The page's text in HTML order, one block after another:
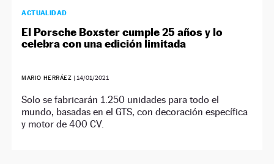
ACTUALIDAD
El Porsche Boxster cumple 25 años y lo
celebra con una edición limitada
MARIO HERRÁEZ | 14/01/2021
Solo se fabricarán 1.250 unidades para todo el
mundo, basadas en el GTS, con decoración específica
y motor de 400 CV.